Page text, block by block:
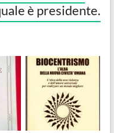
è presidente.